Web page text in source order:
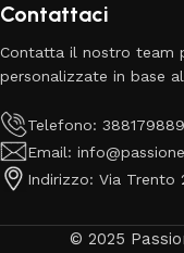
Contattaci
Contatta il nostro team
personalizzate in base
Telefono:
Email:
Indirizzo: Via Trento
© 2025